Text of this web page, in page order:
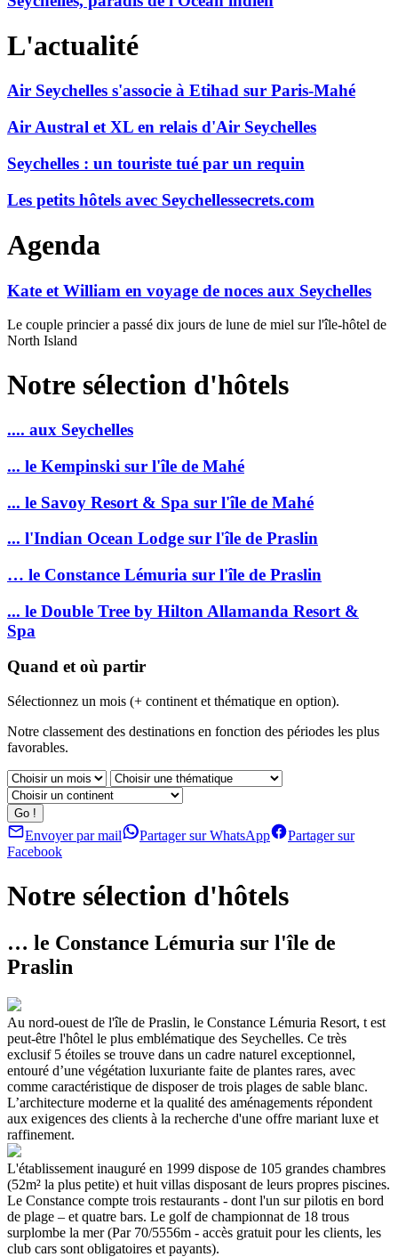
L'actualité
Air Seychelles s'associe à Etihad sur Paris-Mahé
Air Austral et XL en relais d'Air Seychelles
Seychelles : un touriste tué par un requin
Les petits hôtels avec Seychellessecrets.com
Agenda
Kate et William en voyage de noces aux Seychelles
Le couple princier a passé dix jours de lune de miel sur l'île-hôtel de
North Island
Notre sélection d'hôtels
.... aux Seychelles
... le Kempinski sur l'île de Mahé
... le Savoy Resort & Spa sur l'île de Mahé
... l'Indian Ocean Lodge sur l'île de Praslin
… le Constance Lémuria sur l'île de Praslin
... le Double Tree by Hilton Allamanda Resort &
Spa
Quand et où partir
Sélectionnez un mois (+ continent et thématique en option).
Notre classement des destinations en fonction des périodes les plus
favorables.
Envoyer par mail Partager sur WhatsApp
Partager sur
Facebook
Notre sélection d'hôtels
… le Constance Lémuria sur l'île de
Praslin
Au nord-ouest de l'île de Praslin, le Constance Lémuria Resort, t est
peut-être l'hôtel le plus emblématique des Seychelles. Ce très
exclusif 5 étoiles se trouve dans un cadre naturel exceptionnel,
entouré d’une végétation luxuriante faite de plantes rares, avec
comme caractéristique de disposer de trois plages de sable blanc.
L’architecture moderne et la qualité des aménagements répondent
aux exigences des clients à la recherche d'une offre mariant luxe et
raffinement.
L'établissement inauguré en 1999 dispose de 105 grandes chambres
(52m² la plus petite) et huit villas disposant de leurs propres piscines.
Le Constance compte trois restaurants - dont l'un sur pilotis en bord
de plage – et quatre bars. Le golf de championnat de 18 trous
surplombe la mer (Par 70/5556m - accès gratuit pour les clients, les
club cars sont obligatoires et payants).